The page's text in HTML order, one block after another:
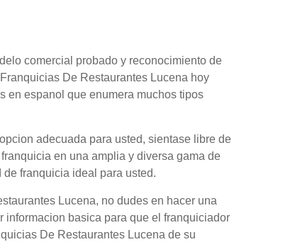
comercial probado y reconocimiento de
De Restaurantes Lucena hoy
en espanol que enumera muchos tipos
adecuada para usted, sientase libre de
en una amplia y diversa gama de
franquicia ideal para usted.
Lucena, no dudes en hacer una
basica para que el franquiciador
De Restaurantes Lucena de su